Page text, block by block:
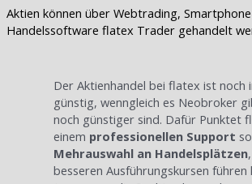
Aktien können über Webtrading,
Handelssoftware flatex Trader gehandelt
Der Aktienhandel bei flatex ist noch
günstig, wenngleich es Neobroker
noch günstiger sind. Dafür Punktet
einem professionellen Support
Mehrauswahl an Handelsplätzen
besseren Ausführungskursen führen